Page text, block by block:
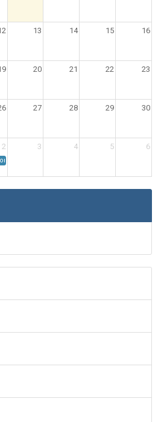
13 14 15 16
20 21 22 23
27 28 29 30
2 3 4 5 6
битвы: Проблемы источниковедения